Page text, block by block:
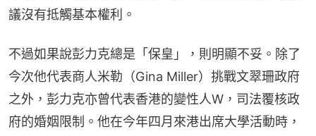
議沒有抵觸基本權利。
不過如果說彭力克總是「保皇」，則明顯不妥。除了
今次他代表商人米勒（Gina Miller）挑戰文翠珊政府
之外，彭力克亦曾代表香港的變性人W，司法覆核政
府的婚姻限制。他在今年四月來港出席大學活動時，